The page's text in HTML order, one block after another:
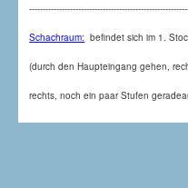
Schachraum: befindet sich im 1.
(durch den Haupteingang gehen,
rechts, noch ein paar Stufen